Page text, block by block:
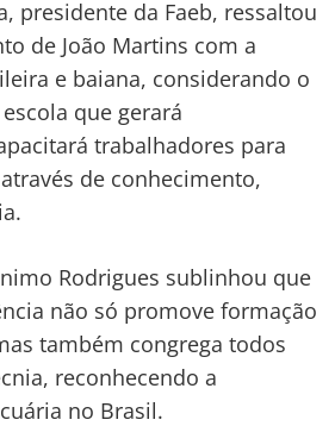
presidente da Faeb, ressaltou
de João Martins com a
e baiana, considerando o
que gerará
trabalhadores para
de conhecimento,
Rodrigues sublinhou que
não só promove formação
também congrega todos
reconhecendo a
no Brasil.